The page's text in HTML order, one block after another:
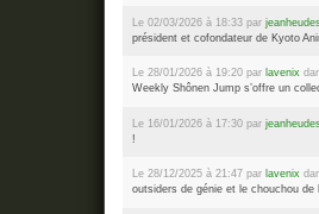
Le 02/03/2026 à 18:33 par
président et cofondateur de Kyoto
Le 28/01/2026 à 19:20 par lavenix
Weekly Shônen Jump s’offre un
Le 16/01/2026 à 17:30 par
!
Le 28/12/2025 à 21:47 par lavenix
outsiders de génie et le chouchou de